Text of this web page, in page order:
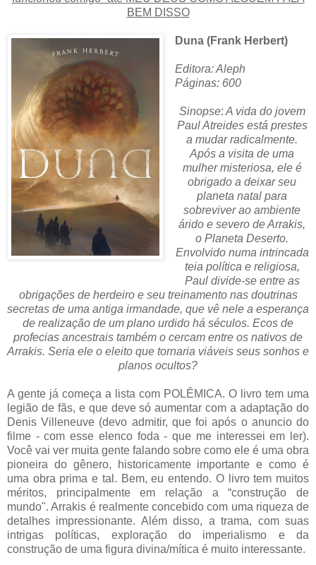
BEM DISSO
Duna (Frank Herbert)
Editora: Aleph
Páginas: 600
Sinopse: A vida do jovem
Paul Atreides está prestes
a mudar radicalmente.
Após a visita de uma
mulher misteriosa, ele é
obrigado a deixar seu
planeta natal para
sobreviver ao ambiente
árido e severo de Arrakis,
o Planeta Deserto.
Envolvido numa intrincada
teia política e religiosa,
Paul divide-se entre as
obrigações de herdeiro e seu treinamento nas doutrinas
secretas de uma antiga irmandade, que vê nele a esperança
de realização de um plano urdido há séculos. Ecos de
profecias ancestrais também o cercam entre os nativos de
Arrakis. Seria ele o eleito que tornaria viáveis seus sonhos e
planos ocultos?
A gente já começa a lista com POLÊMICA. O livro tem uma
legião de fãs, e que deve só aumentar com a adaptação do
Denis Villeneuve (devo admitir, que foi após o anuncio do
filme - com esse elenco foda - que me interessei em ler).
Você vai ver muita gente falando sobre como ele é uma obra
pioneira do gênero, historicamente importante e como é
uma obra prima e tal. Bem, eu entendo. O livro tem muitos
méritos, principalmente em relação a “construção de
mundo". Arrakis é realmente concebido com uma riqueza de
detalhes impressionante. Além disso, a trama, com suas
intrigas políticas, exploração do imperialismo e da
construção de uma figura divina/mítica é muito interessante.